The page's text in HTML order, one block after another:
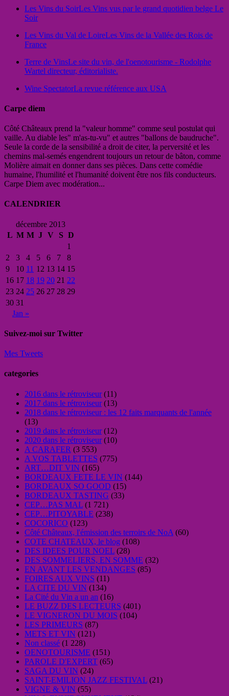
Les Vins du SoirLes Vins vus par le grand quotidien belge Le
Soir
Les Vins du Val de LoireLes Vins de la Vallée des Rois de
France
Terre de VinsLe site du vin, de l'oenotourisme - Rodolphe
Wartel directeur, éditorialiste.
Wine SpectatorLa revue référence aux USA
Carpe diem
Côté Châteaux prend la "valeur homme" comme seul postulat qui
vaille. Au diable les" m'as-tu-vu" et autres "ballons de baudruche".
Seule la corde de la sensibilité a droit de citer, la perversité et les
chemins mal-semés engendrent toujours un retour de bâton, comme
Molière aimait en donner dans ses pièces. Dans cette comédie
humaine, l'humilité et l'humanité doivent être nos fils conducteurs.
Carpe Diem avec modération...
CALENDRIER
décembre 2013
L M M J V S D
1
2
3 4 5 6 7
8
9
10 11 12 13 14 15
16 17 18 19 20 21 22
23 24 25 26 27 28 29
30 31
Jan »
Suivez-moi sur Twitter
Mes Tweets
categories
2016 dans le rétroviseur(11)
2017 dans le rétroviseur(13)
2018 dans le rétroviseur : les 12 faits marquants de l'année
(13)
2019 dans le rétroviseur(12)
2020 dans le rétroviseur(10)
A CARAFER (3 553)
A VOS TABLETTES (775)
ART…DIT VIN (165)
BORDEAUX FETE LE VIN (144)
BORDEAUX SO GOOD (15)
BORDEAUX TASTING (33)
CEP…PAS MAL (1 721)
CEP…PITOYABLE (238)
COCORICO (123)
Côté Châteaux, l'émission des terroirs de NoA (60)
COTE CHATEAUX, le blog (108)
DES IDEES POUR NOEL (28)
DES SOMMELIERS, EN SOMME (32)
EN AVANT LES VENDANGES (85)
FOIRES AUX VINS (11)
LA CITE DU VIN (134)
La Cité du Vin a un an (16)
LE BUZZ DES LECTEURS (401)
LE VIGNERON DU MOIS (104)
LES PRIMEURS (87)
METS ET VIN (121)
Non classé (1 228)
OENOTOURISME (151)
PAROLE D'EXPERT (65)
SAGA DU VIN (24)
SAINT-EMILION JAZZ FESTIVAL (21)
VIGNE & VIN (55)